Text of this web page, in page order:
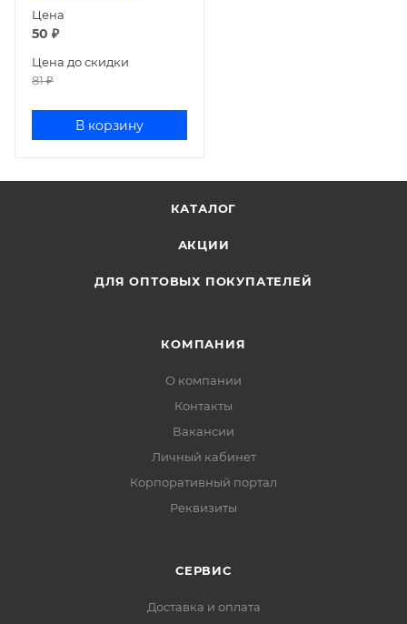
Цена
50 ₽
Цена до скидки
81₽
В корзину
КАТАЛОГ
АКЦИИ
ДЛЯ ОПТОВЫХ ПОКУПАТЕЛЕЙ
КОМПАНИЯ
О компании
Контакты
Вакансии
Личный кабинет
Корпоративный портал
Реквизиты
СЕРВИС
Доставка и оплата